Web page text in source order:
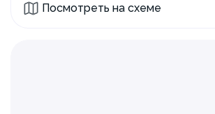
Посмотреть на схеме